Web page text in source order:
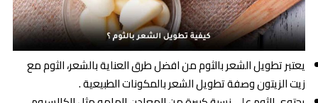
يعتبر تطويل الشعر بالثوم من افضل طرق العناية بالشعر، الثوم مع
زيت الزيتون وصفة تطويل الشعر بالمكونات الطبيعية .